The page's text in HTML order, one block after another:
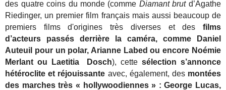
des quatre coins du monde (comme Diamant brutd’Agathe
Riedinger, un premier film français mais aussi beaucoup de
premiers films d'origines très diverses et des films
d’acteurs passés derrière la caméra, comme Daniel
Auteuil pour un polar, Arianne Labed ou encore Noémie
Merlant ou Laetitia Dosch), cettesélection s’annonce
hétéroclite et réjouissante avec, également, des montées
des marches très « hollywoodiennes » : George Lucas,